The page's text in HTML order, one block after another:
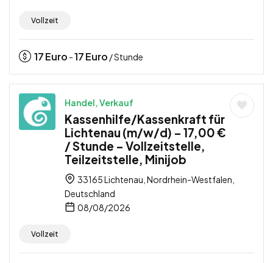
Vollzeit
17Euro -17Euro / Stunde
Handel, Verkauf
Kassenhilfe/Kassenkraft für
Lichtenau (m/w/d) – 17,00 €
/ Stunde – Vollzeitstelle,
Teilzeitstelle, Minijob
33165 Lichtenau, Nordrhein-Westfalen,
Deutschland
08/08/2026
Vollzeit